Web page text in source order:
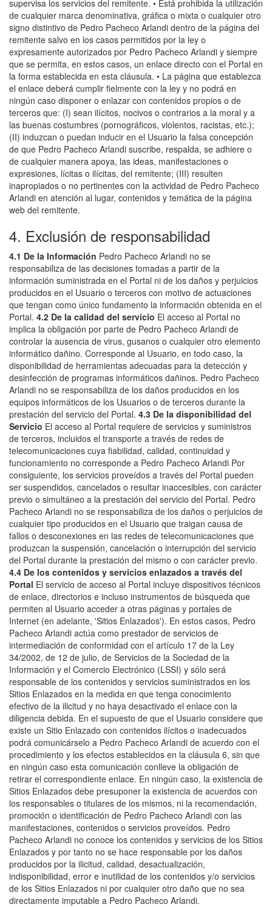
supervisa los servicios del remitente. • Está prohibida la utilización
de cualquier marca denominativa, gráfica o mixta o cualquier otro
signo distintivo de Pedro Pacheco Arlandi dentro de la página del
remitente salvo en los casos permitidos por la ley o
expresamente autorizados por Pedro Pacheco Arlandi y siempre
que se permita, en estos casos, un enlace directo con el Portal en
la forma establecida en esta cláusula. • La página que establezca
el enlace deberá cumplir fielmente con la ley y no podrá en
ningún caso disponer o enlazar con contenidos propios o de
terceros que: (I) sean ilícitos, nocivos o contrarios a la moral y a
las buenas costumbres (pornográficos, violentos, racistas, etc.);
(II) induzcan o puedan inducir en el Usuario la falsa concepción
de que Pedro Pacheco Arlandi suscribe, respalda, se adhiere o
de cualquier manera apoya, las ideas, manifestaciones o
expresiones, lícitas o ilícitas, del remitente; (III) resulten
inapropiados o no pertinentes con la actividad de Pedro Pacheco
Arlandi en atención al lugar, contenidos y temática de la página
web del remitente.
4. Exclusión de responsabilidad
4.1 De la Información Pedro Pacheco Arlandi no se
responsabiliza de las decisiones tomadas a partir de la
información suministrada en el Portal ni de los daños y perjuicios
producidos en el Usuario o terceros con motivo de actuaciones
que tengan como único fundamento la información obtenida en el
Portal. 4.2 De la calidad del servicio El acceso al Portal no
implica la obligación por parte de Pedro Pacheco Arlandi de
controlar la ausencia de virus, gusanos o cualquier otro elemento
informático dañino. Corresponde al Usuario, en todo caso, la
disponibilidad de herramientas adecuadas para la detección y
desinfección de programas informáticos dañinos. Pedro Pacheco
Arlandi no se responsabiliza de los daños producidos en los
equipos informáticos de los Usuarios o de terceros durante la
prestación del servicio del Portal. 4.3 De la disponibilidad del
Servicio El acceso al Portal requiere de servicios y suministros
de terceros, incluidos el transporte a través de redes de
telecomunicaciones cuya fiabilidad, calidad, continuidad y
funcionamiento no corresponde a Pedro Pacheco Arlandi Por
consiguiente, los servicios proveídos a través del Portal pueden
ser suspendidos, cancelados o resultar inaccesibles, con carácter
previo o simultáneo a la prestación del servicio del Portal. Pedro
Pacheco Arlandi no se responsabiliza de los daños o perjuicios de
cualquier tipo producidos en el Usuario que traigan causa de
fallos o desconexiones en las redes de telecomunicaciones que
produzcan la suspensión, cancelación o interrupción del servicio
del Portal durante la prestación del mismo o con carácter previo.
4.4 De los contenidos y servicios enlazados a través del
Portal El servicio de acceso al Portal incluye dispositivos técnicos
de enlace, directorios e incluso instrumentos de búsqueda que
permiten al Usuario acceder a otras páginas y portales de
Internet (en adelante, 'Sitios Enlazados'). En estos casos, Pedro
Pacheco Arlandi actúa como prestador de servicios de
intermediación de conformidad con el artículo 17 de la Ley
34/2002, de 12 de julio, de Servicios de la Sociedad de la
Información y el Comercio Electrónico (LSSI) y sólo será
responsable de los contenidos y servicios suministrados en los
Sitios Enlazados en la medida en que tenga conocimiento
efectivo de la ilicitud y no haya desactivado el enlace con la
diligencia debida. En el supuesto de que el Usuario considere que
existe un Sitio Enlazado con contenidos ilícitos o inadecuados
podrá comunicárselo a Pedro Pacheco Arlandi de acuerdo con el
procedimiento y los efectos establecidos en la cláusula 6, sin que
en ningún caso esta comunicación conlleve la obligación de
retirar el correspondiente enlace. En ningún caso, la existencia de
Sitios Enlazados debe presuponer la existencia de acuerdos con
los responsables o titulares de los mismos, ni la recomendación,
promoción o identificación de Pedro Pacheco Arlandi con las
manifestaciones, contenidos o servicios proveídos. Pedro
Pacheco Arlandi no conoce los contenidos y servicios de los Sitios
Enlazados y por tanto no se hace responsable por los daños
producidos por la ilicitud, calidad, desactualización,
indisponibilidad, error e inutilidad de los contenidos y/o servicios
de los Sitios Enlazados ni por cualquier otro daño que no sea
directamente imputable a Pedro Pacheco Arlandi.